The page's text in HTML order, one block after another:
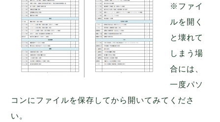
※ファイ
ルを開く
と壊れて
しまう場
合には、
一度パソ
コンにファイルを保存してから開いてみてくださ
い。